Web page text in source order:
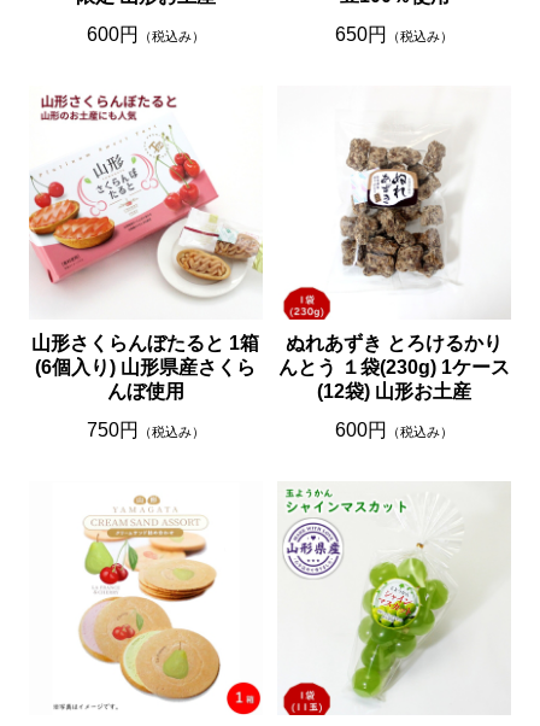
600円
（税込み）
650円
（税込み）
山形さくらんぼたると 1箱
(6個入り) 山形県産さくら
んぼ使用
750円
（税込み）
ぬれあずき とろけるかり
んとう １袋(230g) 1ケース
(12袋) 山形お土産
600円
（税込み）